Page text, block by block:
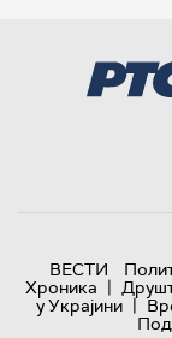
ВЕСТИ
Хроника |
у Украјини |